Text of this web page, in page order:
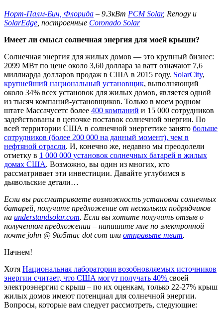
Норт-Палм-Бич, Флорида – 9.3кВт PCM Solar, Renogy и
SolarEdge, построенные Coronado Solar
Имеет ли смысл солнечная энергия для моей крыши?
Солнечная энергия для жилых домов — это крупный бизнес:
2099 МВт по цене около 3,60 доллара за ватт означают 7,6
миллиарда долларов продаж в США в 2015 году. SolarCity,
крупнейший национальный установщик, выполняющий
около 34% всех установок для жилых домов, является одной
из тысяч компаний-установщиков. Только в моем родном
штате Массачусетс более 400 компаний и 15 000 сотрудников
задействованы в цепочке поставок солнечной энергии. По
всей территории США в солнечной энергетике занято больше
сотрудников (более 200 000 на данный момент), чем в
нефтяной отрасли. И, конечно же, недавно мы преодолели
отметку в 1 000 000 установок солнечных батарей в жилых
домах США. Возможно, вы один из многих, кто
рассматривает эти инвестиции. Давайте углубимся в
дьявольские детали…
Если вы рассматриваете возможность установки солнечных
батарей, получите предложение от нескольких подрядчиков
на understandsolar.com. Если вы хотите получить отзыв о
полученном предложении – напишите мне по электронной
почте john @ 9to5mac dot com или отправьте твит.
Начнем!
Хотя Национальная лаборатория возобновляемых источников
энергии считает, что США могут получать 40% своей
электроэнергии с крыш – по их оценкам, только 22-27% крыш
жилых домов имеют потенциал для солнечной энергии.
Вопросы, которые вам следует рассмотреть, следующие: